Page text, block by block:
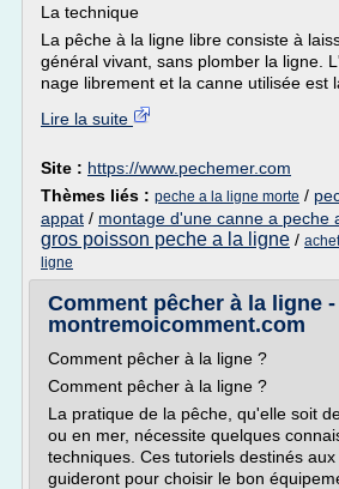
La technique
La pêche à la ligne libre consiste à
général vivant, sans plomber la ligne.
nage librement et la canne utilisée est
Lire la suite
Site : https://www.pechemer.com
Thèmes liés : peche a la ligne morte /
appat / montage d'une canne a peche
gros poisson peche a la ligne /
ligne
Comment pêcher à la ligne -
montremoicomment.com
Comment pêcher à la ligne ?
Comment pêcher à la ligne ?
La pratique de la pêche, qu'elle soit
ou en mer, nécessite quelques
techniques. Ces tutoriels destinés
guideront pour choisir le bon